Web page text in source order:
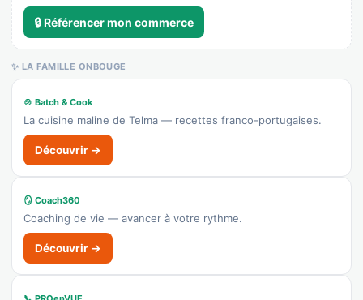
🔒 Référencer mon commerce
✨ LA FAMILLE ONBOUGE
🍲 Batch & Cook
La cuisine maline de Telma — recettes franco-portugaises.
Découvrir →
🪞 Coach360
Coaching de vie — avancer à votre rythme.
Découvrir →